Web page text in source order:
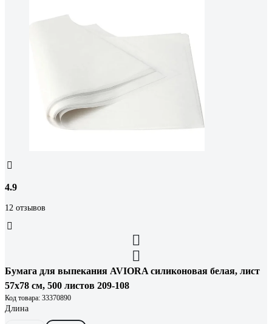
4.9
12 отзывов
Бумага для выпекания AVIORA силиконовая белая, лист
57x78 см, 500 листов 209-108
Код товара: 33370890
Длина